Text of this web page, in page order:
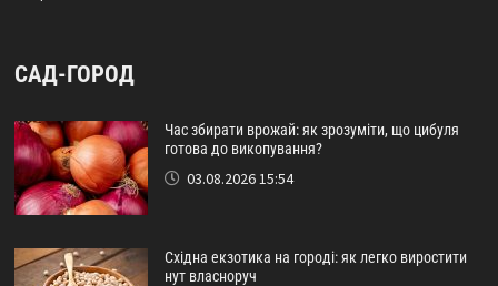
САД-ГОРОД
Час збирати врожай: як зрозуміти, що цибуля
готова до викопування?
03.08.2026 15:54
Східна екзотика на городі: як легко виростити
нут власноруч